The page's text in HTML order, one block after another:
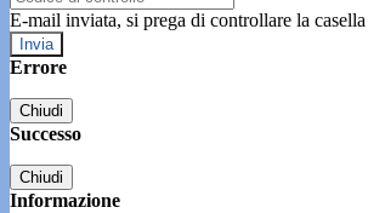
E-mail inviata, si prega di controllare la
Errore
Chiudi
Successo
Chiudi
Informazione